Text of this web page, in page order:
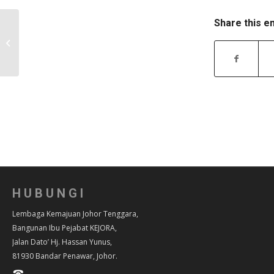
Share this
HUBUNGI
Lembaga Kemajuan Johor Tenggara,
Bangunan Ibu Pejabat KEJORA,
Jalan Dato’ Hj. Hassan Yunus,
81930 Bandar Penawar, Johor.